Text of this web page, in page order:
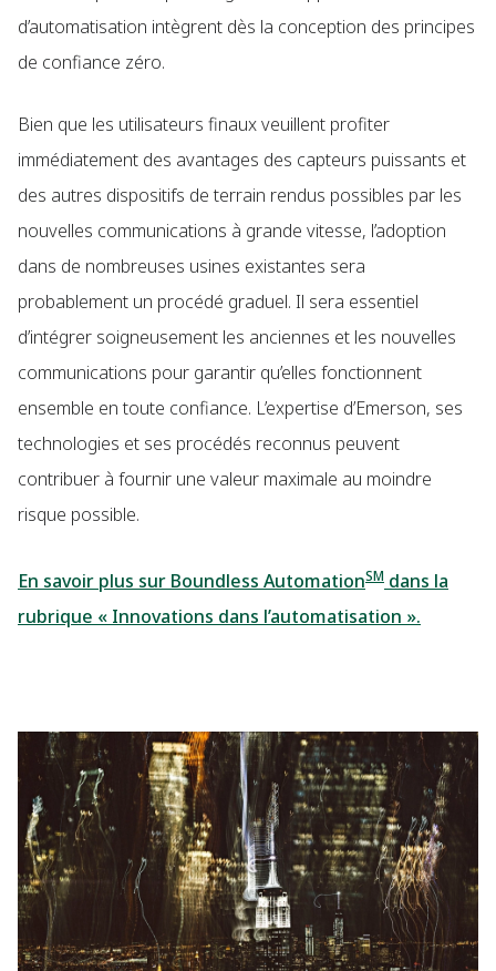
d’automatisation intègrent dès la conception des principes
de confiance zéro.
Bien que les utilisateurs finaux veuillent profiter
immédiatement des avantages des capteurs puissants et
des autres dispositifs de terrain rendus possibles par les
nouvelles communications à grande vitesse, l’adoption
dans de nombreuses usines existantes sera
probablement un procédé graduel. Il sera essentiel
d’intégrer soigneusement les anciennes et les nouvelles
communications pour garantir qu’elles fonctionnent
ensemble en toute confiance. L’expertise d’Emerson, ses
technologies et ses procédés reconnus peuvent
contribuer à fournir une valeur maximale au moindre
risque possible.
En savoir plus sur Boundless AutomationSM dans la
rubrique « Innovations dans l’automatisation ».